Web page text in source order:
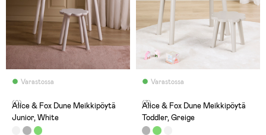
Varastossa
(0)
Alice & Fox Dune Meikkipöytä
Junior, White
Varastossa
(3)
Alice & Fox Dune Meikkipöytä
Toddler, Greige